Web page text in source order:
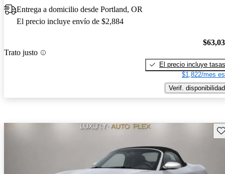
Entrega a domicilio desde Portland, OR
El precio incluye envío de $2,884
Trato justo
El precio incluye tasas
$1,822/mes
Verif. disponibilidad